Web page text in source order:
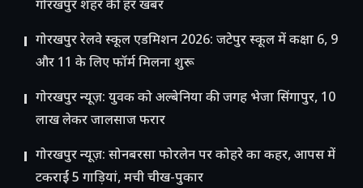
गोरखपुर शहर की हर खबर
गोरखपुर रेलवे स्कूल एडमिशन 2026: जटेपुर स्कूल में कक्षा 6, 9
और 11 के लिए फॉर्म मिलना शुरू
गोरखपुर न्यूज़: युवक को अल्बेनिया की जगह भेजा सिंगापुर, 10
लाख लेकर जालसाज फरार
गोरखपुर न्यूज़: सोनबरसा फोरलेन पर कोहरे का कहर, आपस में
टकराईं 5 गाड़ियां, मची चीख-पुकार